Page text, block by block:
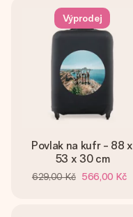
Výprodej
Povlak na kufr - 88 x
53 x 30 cm
629,00 Kč 566,00 Kč